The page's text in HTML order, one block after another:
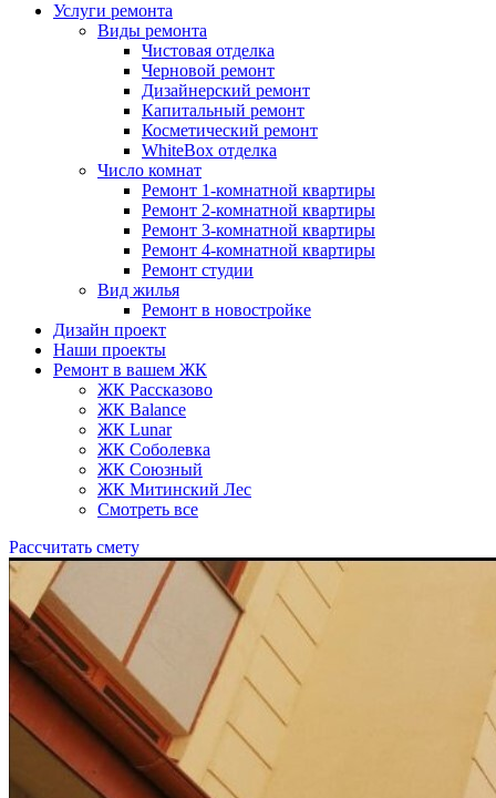
Услуги ремонта
Виды ремонта
Чистовая отделка
Черновой ремонт
Дизайнерский ремонт
Капитальный ремонт
Косметический ремонт
WhiteBox отделка
Число комнат
Ремонт 1-комнатной квартиры
Ремонт 2-комнатной квартиры
Ремонт 3-комнатной квартиры
Ремонт 4-комнатной квартиры
Ремонт студии
Вид жилья
Ремонт в новостройке
Дизайн проект
Наши проекты
Ремонт в вашем ЖК
ЖК Рассказово
ЖК Balance
ЖК Lunar
ЖК Соболевка
ЖК Союзный
ЖК Митинский Лес
Смотреть все
Рассчитать смету